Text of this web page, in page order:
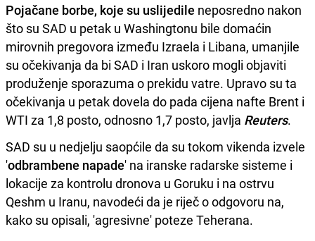
Pojačane borbe, koje su uslijedile neposredno nakon
što su SAD u petak u Washingtonu bile domaćin
mirovnih pregovora između Izraela i Libana, umanjile
su očekivanja da bi SAD i Iran uskoro mogli objaviti
produženje sporazuma o prekidu vatre. Upravo su ta
očekivanja u petak dovela do pada cijena nafte Brent i
WTI za 1,8 posto, odnosno 1,7 posto, javlja Reuters.
SAD su u nedjelju saopćile da su tokom vikenda izvele
'odbrambene napade' na iranske radarske sisteme i
lokacije za kontrolu dronova u Goruku i na ostrvu
Qeshm u Iranu, navodeći da je riječ o odgovoru na,
kako su opisali, 'agresivne' poteze Teherana.